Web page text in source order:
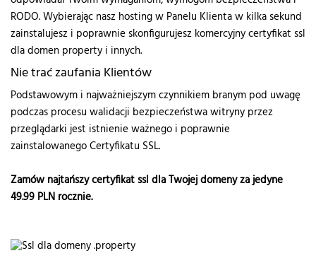
RODO. Wybierając nasz hosting w Panelu Klienta w kilka sekund
zainstalujesz i poprawnie skonfigurujesz komercyjny certyfikat ssl
dla domen property i innych.
Nie trać zaufania Klientów
Podstawowym i najważniejszym czynnikiem branym pod uwagę
podczas procesu walidacji bezpieczeństwa witryny przez
przeglądarki jest istnienie ważnego i poprawnie
zainstalowanego Certyfikatu SSL.
Zamów najtańszy certyfikat ssl dla Twojej domeny za jedyne
49.99 PLN rocznie.